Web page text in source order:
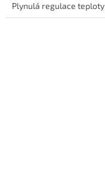
Plynulá regulace teploty